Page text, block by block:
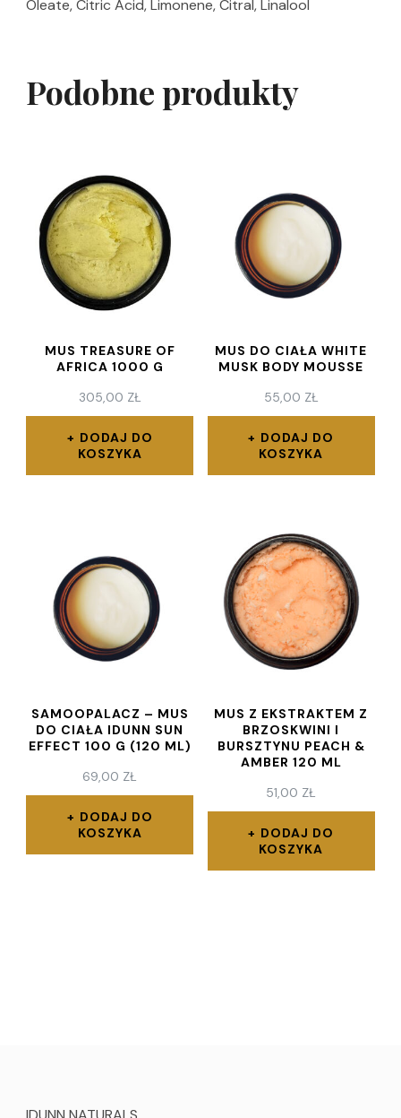
Oleate, Citric Acid, Limonene, Citral, Linalool
Podobne produkty
MUS TREASURE OF
AFRICA 1000 G
305,00 ZŁ
DODAJ DO
KOSZYKA
MUS DO CIAŁA WHITE
MUSK BODY MOUSSE
55,00 ZŁ
DODAJ DO
KOSZYKA
SAMOOPALACZ – MUS
DO CIAŁA IDUNN SUN
EFFECT 100 G (120 ML)
69,00 ZŁ
DODAJ DO
KOSZYKA
MUS Z EKSTRAKTEM Z
BRZOSKWINI I
BURSZTYNU PEACH &
AMBER 120 ML
51,00 ZŁ
DODAJ DO
KOSZYKA